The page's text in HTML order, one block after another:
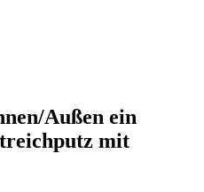
Außen ein
mit